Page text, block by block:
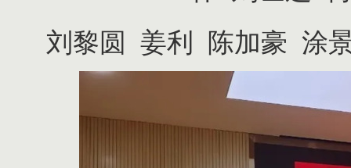
刘黎圆 姜利 陈加豪 涂